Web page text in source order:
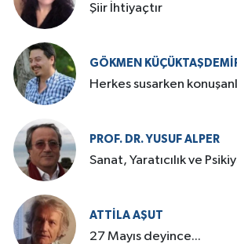
Şiir
GÖKMEN
Herkes susarken
PROF. DR. YUSUF ALPER
Sanat, Yaratıcılık ve
ATTILA AŞUT
27 Mayıs deyince...